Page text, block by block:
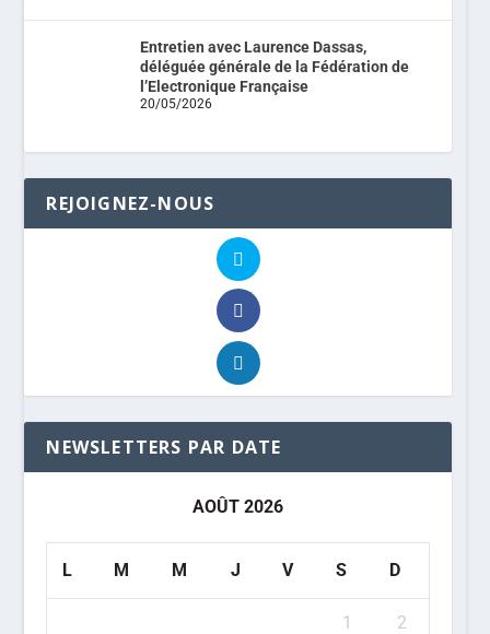
Entretien avec Laurence Dassas,
déléguée générale de la Fédération de
l’Electronique Française
20/05/2026
REJOIGNEZ-NOUS
NEWSLETTERS PAR DATE
AOÛT 2026
L M M J V S D
1 2